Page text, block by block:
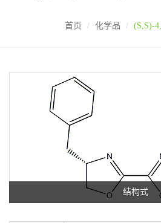
首页 化学品 (S,S)-
结构式